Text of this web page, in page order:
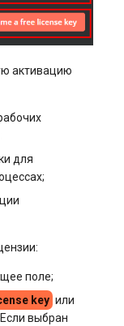
активацию
для
поле;
key или
выбран